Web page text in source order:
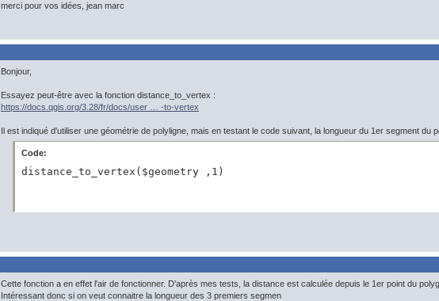
merci pour vos idées, jean marc
Bonjour,
Essayez peut-être avec la fonction distance_to_vertex :
https://docs.qgis.org/3.28/fr/docs/user … -to-vertex
Il est indiqué d'utiliser une géométrie de polyligne, mais en testant le code suivant, la longueur du 1er segment du
Code:
distance_to_vertex($geometry ,1)
Cette fonction a en effet l'air de fonctionner. D'après mes tests, la distance est calculée depuis le 1er point du
Intéressant donc si on veut connaitre la longueur des 3 premiers segmen